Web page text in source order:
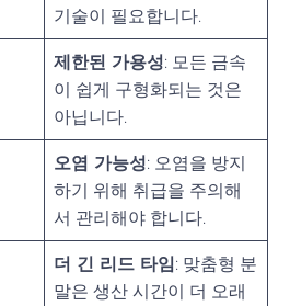
기술이 필요합니다.
제한된 가용성: 모든 금속
이 쉽게 구형화되는 것은
아닙니다.
오염 가능성: 오염을 방지
하기 위해 취급을 주의해
서 관리해야 합니다.
더 긴 리드 타임: 맞춤형 분
말은 생산 시간이 더 오래